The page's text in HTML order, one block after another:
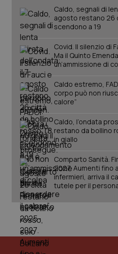
Caldo, segnali di
agosto restano 26
scendono a 19
Covid. Il silenzio di
Ma il Quinto
un’ammissione di
Caldo estremo,
corpo può non
calore”
Caldo, l’ondata
restano da bollino
in giallo
Comparto Sanità.
2027. Aumenti fino
infermieri, arriva il
tutele per il
tracking-enable
tracking-sites-ironfish-
session-id
_ga